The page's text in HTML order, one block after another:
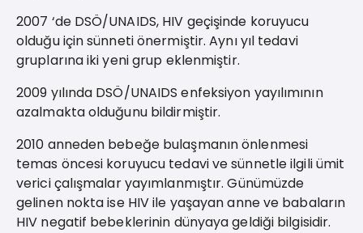
2007 ‘de DSÖ/UNAIDS, HIV geçişinde koruyucu
olduğu için sünneti önermiştir. Aynı yıl tedavi
gruplarına iki yeni grup eklenmiştir.
2009 yılında DSÖ/UNAIDS enfeksiyon yayılımının
azalmakta olduğunu bildirmiştir.
2010 anneden bebeğe bulaşmanın önlenmesi
temas öncesi koruyucu tedavi ve sünnetle ilgili ümit
verici çalışmalar yayımlanmıştır. Günümüzde
gelinen nokta ise HIV ile yaşayan anne ve babaların
HIV negatif bebeklerinin dünyaya geldiği bilgisidir.